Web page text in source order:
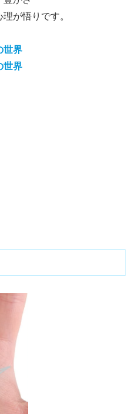
が悟りです。
世界
世界